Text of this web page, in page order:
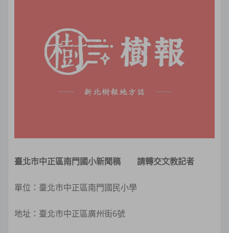
臺北市中正區南門國小新聞稿 請轉交文教記者
單位：臺北市中正區南門國民小學
地址：臺北市中正區廣州街6號